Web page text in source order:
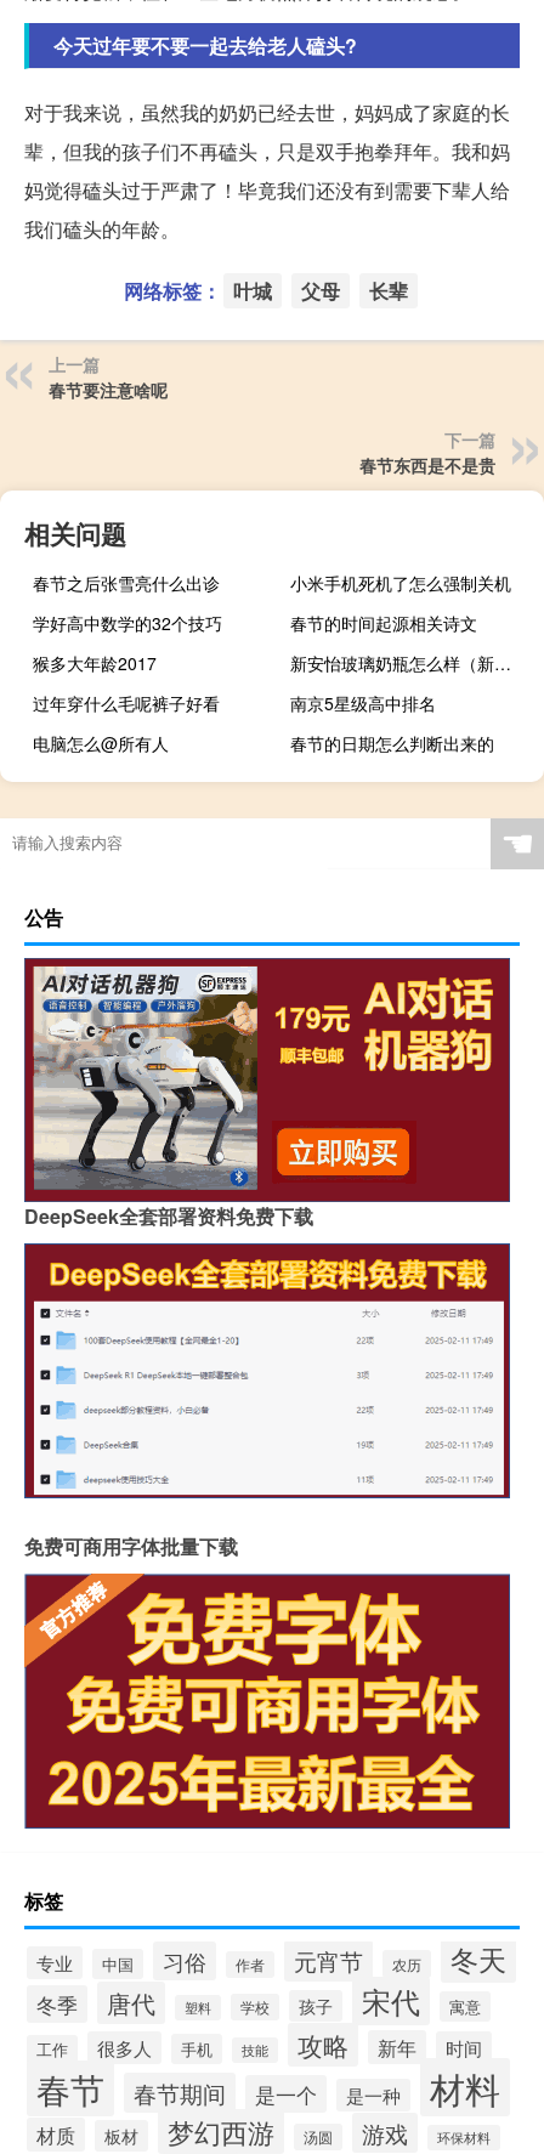
今天过年要不要一起去给老人磕头?
对于我来说，虽然我的奶奶已经去世，妈妈成了家庭的长
辈，但我的孩子们不再磕头，只是双手抱拳拜年。我和妈
妈觉得磕头过于严肃了！毕竟我们还没有到需要下辈人给
我们磕头的年龄。
网络标签： 叶城 父母 长辈
上一篇
春节要注意啥呢
下一篇
春节东西是不是贵
相关问题
春节之后张雪亮什么出诊
小米手机死机了怎么强制关机
学好高中数学的32个技巧
春节的时间起源相关诗文
猴多大年龄2017
新安怡玻璃奶瓶怎么样（新安怡玻璃奶瓶）
过年穿什么毛呢裤子好看
南京5星级高中排名
电脑怎么@所有人
春节的日期怎么判断出来的
☚
公告
DeepSeek全套部署资料免费下载
免费可商用字体批量下载
标签
专业 中国 习俗 作者 元宵节 农历 冬天
冬季 唐代 塑料 学校 孩子 宋代 寓意
工作 很多人 手机 技能 攻略 新年 时间
春节 春节期间 是一个 是一种 材料
材质 板材 梦幻西游 汤圆 游戏 环保材料